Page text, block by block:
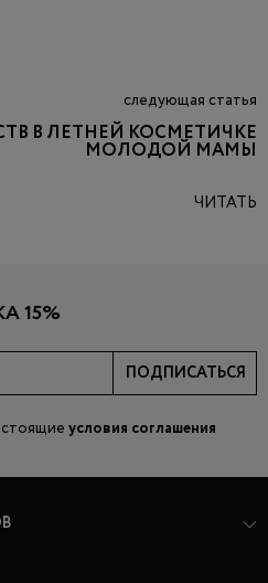
следующая статья
В ЛЕТНЕЙ КОСМЕТИЧКЕ
МОЛОДОЙ МАМЫ
ЧИТАТЬ
15%
ПОДПИСАТЬСЯ
условия соглашения